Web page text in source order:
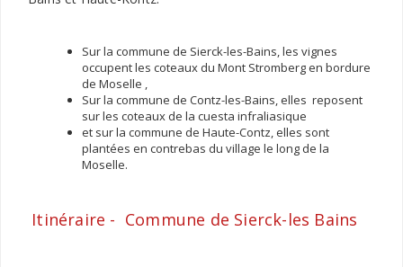
Sur la commune de Sierck-les-Bains, les vignes
occupent les coteaux du Mont Stromberg en bordure
de Moselle ,
Sur la commune de Contz-les-Bains, elles reposent
sur les coteaux de la cuesta infraliasique
et sur la commune de Haute-Contz, elles sont
plantées en contrebas du village le long de la
Moselle.
Itinéraire - Commune de Sierck-les Bains